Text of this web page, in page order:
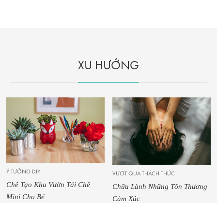
XU HƯỚNG
Ý TƯỞNG DIY
Chế Tạo Khu Vườn Tái Chế
Mini Cho Bé
VƯỢT QUA THÁCH THỨC
Chữa Lành Những Tổn Thương
Cảm Xúc